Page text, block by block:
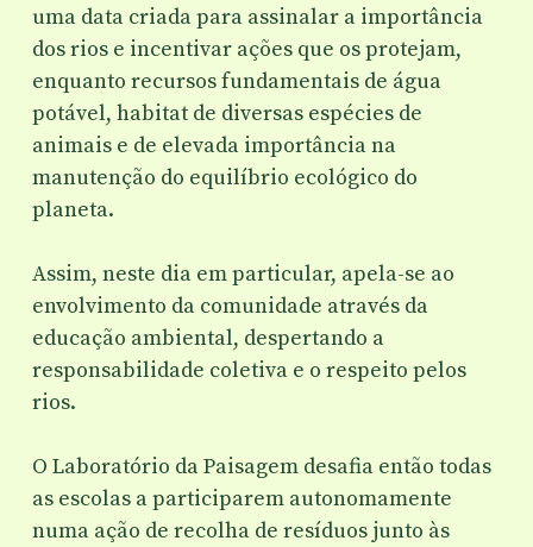
uma data criada para assinalar a importância
dos rios e incentivar ações que os protejam,
enquanto recursos fundamentais de água
potável, habitat de diversas espécies de
animais e de elevada importância na
manutenção do equilíbrio ecológico do
planeta.
Assim, neste dia em particular, apela-se ao
envolvimento da comunidade através da
educação ambiental, despertando a
responsabilidade coletiva e o respeito pelos
rios.
O Laboratório da Paisagem desafia então todas
as escolas a participarem autonomamente
numa ação de recolha de resíduos junto às